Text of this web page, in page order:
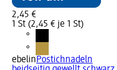
2,45 €
1 St (2,45 € je 1 St)
ebelinPostichnadeln